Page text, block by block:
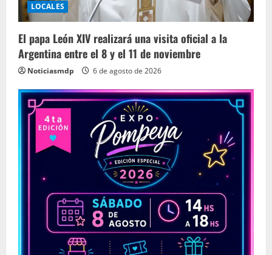
LOCALES
El papa León XIV realizará una visita oficial a la
Argentina entre el 8 y el 11 de noviembre
Noticiasmdp 6 de agosto de 2026